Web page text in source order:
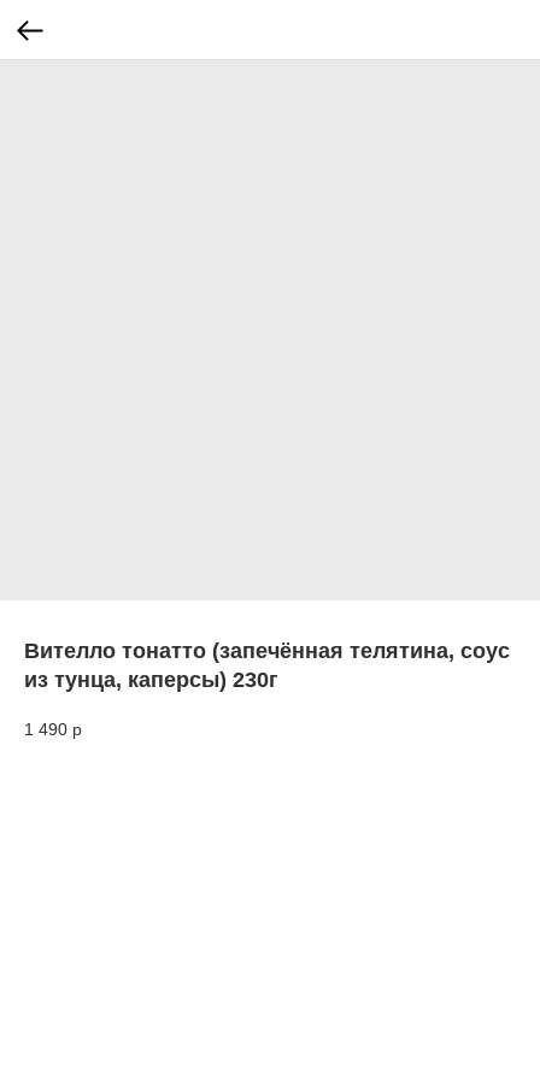
Вителло тонатто (запечённая телятина, соус
из тунца, каперсы) 230г
1 490 р